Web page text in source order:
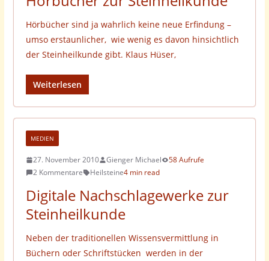
Hörbücher sind ja wahrlich keine neue Erfindung –
umso erstaunlicher, wie wenig es davon hinsichtlich
der Steinheilkunde gibt. Klaus Hüser,
Weiterlesen
MEDIEN
27. November 2010 Gienger Michael
58 Aufrufe
2 Kommentare
Heilsteine4 min read
Digitale Nachschlagewerke zur
Steinheilkunde
Neben der traditionellen Wissensvermittlung in
Büchern oder Schriftstücken werden in der